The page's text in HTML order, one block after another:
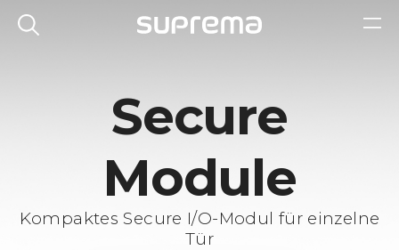
Secure
Module
Kompaktes Secure I/O-Modul für einzelne
Tür